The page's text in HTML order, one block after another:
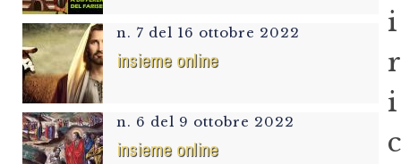
i
r
i
c
n. 7 del 16 ottobre 2022
insieme online
n. 6 del 9 ottobre 2022
insieme online